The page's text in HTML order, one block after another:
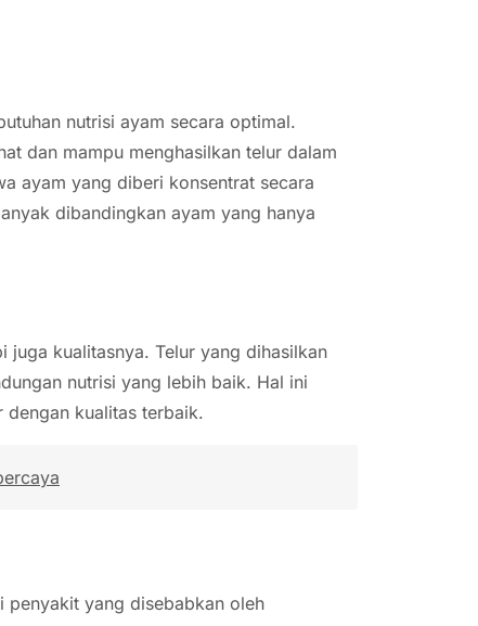
nutrisi ayam secara optimal.
dan mampu menghasilkan telur dalam
ayam yang diberi konsentrat secara
dibandingkan ayam yang hanya
juga kualitasnya. Telur yang dihasilkan
nutrisi yang lebih baik. Hal ini
dengan kualitas terbaik.
penyakit yang disebabkan oleh